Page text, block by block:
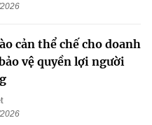
cản thể chế cho doanh
vệ quyền lợi người